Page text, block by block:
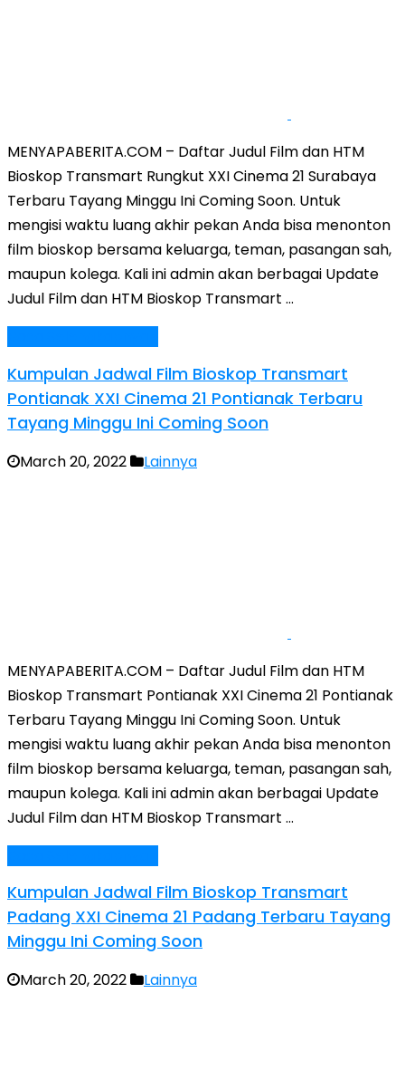
MENYAPABERITA.COM – Daftar Judul Film dan HTM
Bioskop Transmart Rungkut XXI Cinema 21 Surabaya
Terbaru Tayang Minggu Ini Coming Soon. Untuk
mengisi waktu luang akhir pekan Anda bisa menonton
film bioskop bersama keluarga, teman, pasangan sah,
maupun kolega. Kali ini admin akan berbagai Update
Judul Film dan HTM Bioskop Transmart …
Kumpulan Jadwal Film Bioskop Transmart
Pontianak XXI Cinema 21 Pontianak Terbaru
Tayang Minggu Ini Coming Soon
March 20, 2022 Lainnya
MENYAPABERITA.COM – Daftar Judul Film dan HTM
Bioskop Transmart Pontianak XXI Cinema 21 Pontianak
Terbaru Tayang Minggu Ini Coming Soon. Untuk
mengisi waktu luang akhir pekan Anda bisa menonton
film bioskop bersama keluarga, teman, pasangan sah,
maupun kolega. Kali ini admin akan berbagai Update
Judul Film dan HTM Bioskop Transmart …
Kumpulan Jadwal Film Bioskop Transmart
Padang XXI Cinema 21 Padang Terbaru Tayang
Minggu Ini Coming Soon
March 20, 2022 Lainnya